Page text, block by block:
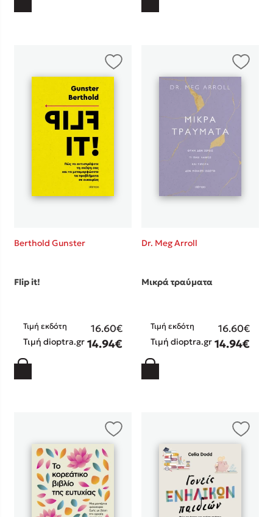
Berthold Gunster
Flip it!
Τιμή εκδότη 16.60€
Τιμή dioptra.gr 14.94€
Dr. Meg Arroll
Μικρά τραύματα
Τιμή εκδότη 16.60€
Τιμή dioptra.gr 14.94€